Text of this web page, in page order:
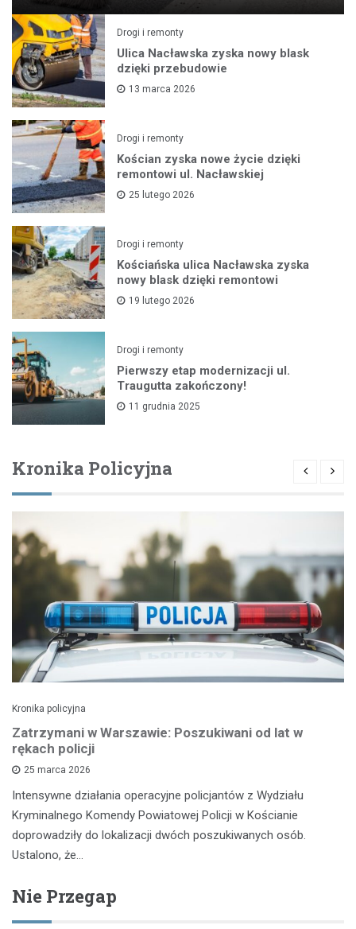
Drogi i remonty
Ulica Nacławska zyska nowy blask
dzięki przebudowie
13 marca 2026
Drogi i remonty
Kościan zyska nowe życie dzięki
remontowi ul. Nacławskiej
25 lutego 2026
Drogi i remonty
Kościańska ulica Nacławska zyska
nowy blask dzięki remontowi
19 lutego 2026
Drogi i remonty
Pierwszy etap modernizacji ul.
Traugutta zakończony!
11 grudnia 2025
Kronika Policyjna
Kronika policyjna
Zatrzymani w Warszawie: Poszukiwani od lat w
rękach policji
25 marca 2026
Intensywne działania operacyjne policjantów z Wydziału
Kryminalnego Komendy Powiatowej Policji w Kościanie
doprowadziły do lokalizacji dwóch poszukiwanych osób.
Ustalono, że…
Nie Przegap